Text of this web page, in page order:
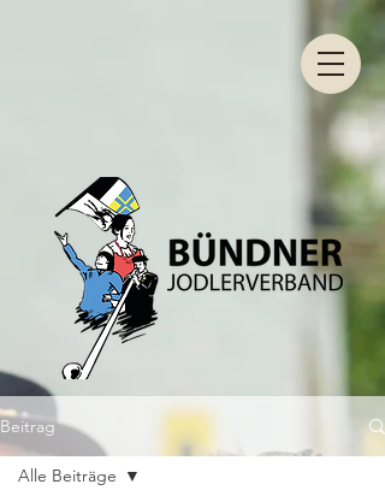
Beitrag
Alle Beiträge